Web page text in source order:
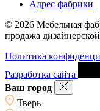
Адрес фабрики
© 2026 Мебельная
продажа
Политика
Разработка сайта
Ваш город
Тверь